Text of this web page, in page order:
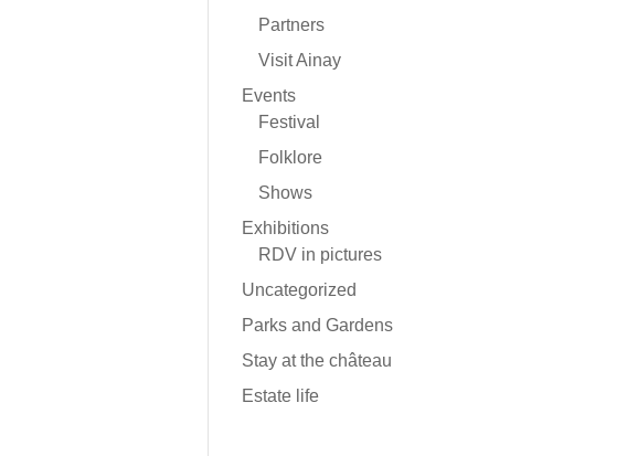
Partners
Visit Ainay
Events
Festival
Folklore
Shows
Exhibitions
RDV in pictures
Uncategorized
Parks and Gardens
Stay at the château
Estate life